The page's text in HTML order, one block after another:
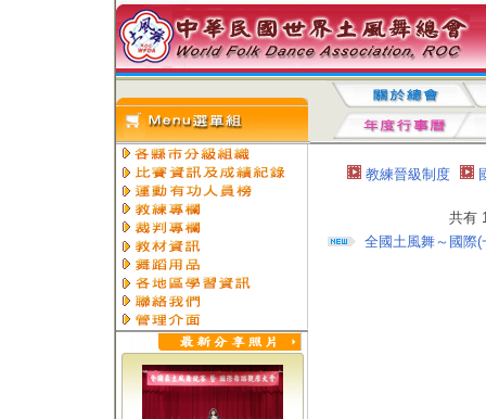
教練晉級制度
共有
全國土風舞～國際